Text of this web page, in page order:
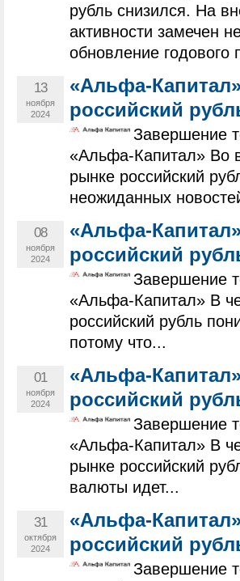
рубль снизился. На
активности замечен
обновление годового
13
ноября
2024
«Альфа-
российский
Завершение
«Альфа-Капитал» Во
рынке российский
неожиданных
08
ноября
2024
«Альфа-
российский
Завершение
«Альфа-Капитал» В
российский рубль
потому что...
01
ноября
2024
«Альфа-
российский
Завершение
«Альфа-Капитал» В
рынке российский
валюты идет...
31
октября
2024
«Альфа-
российский
Завершение